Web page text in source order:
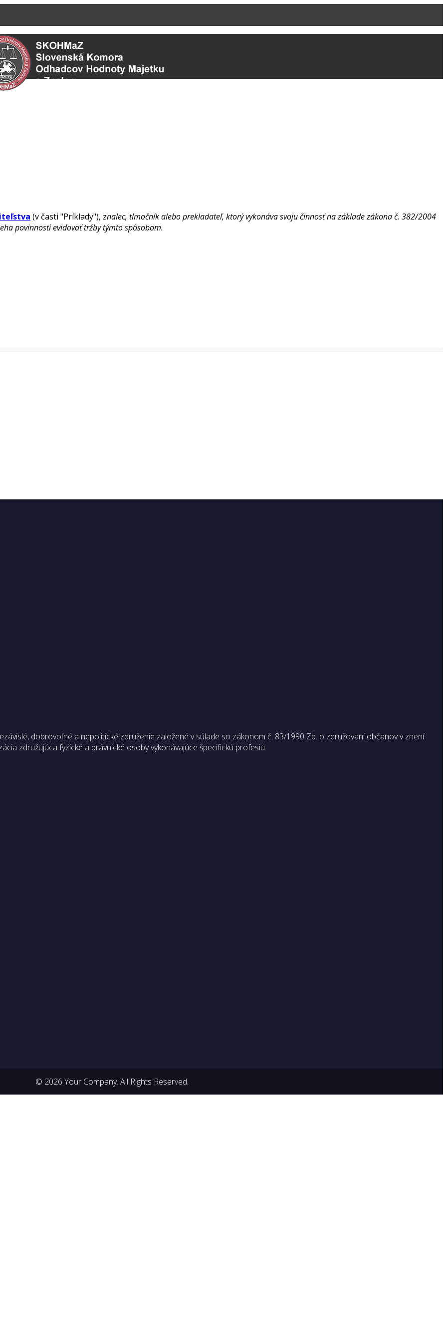
(v časti "Príklady"), znalec, tlmočník alebo prekladateľ, ktorý vykonáva svoju činnosť na základe zákona č. 382/2004
povinnosti evidovať tržby týmto spôsobom.
dobrovoľné a nepolitické združenie založené v súlade so zákonom č. 83/1990 Zb. o združovaní občanov v znení
združujúca fyzické a právnické osoby vykonávajúce špecifickú profesiu.
© 2026 Your Company. All Rights Reserved.